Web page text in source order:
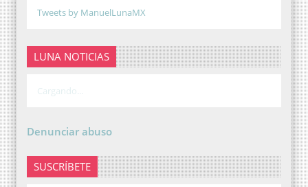
Tweets by ManuelLunaMX
LUNA NOTICIAS
Cargando...
Denunciar abuso
SUSCRÍBETE